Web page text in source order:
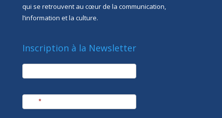
qui se retrouvent au cœur de la communication,
l’information et la culture.
Inscription à la Newsletter
newsletter
*